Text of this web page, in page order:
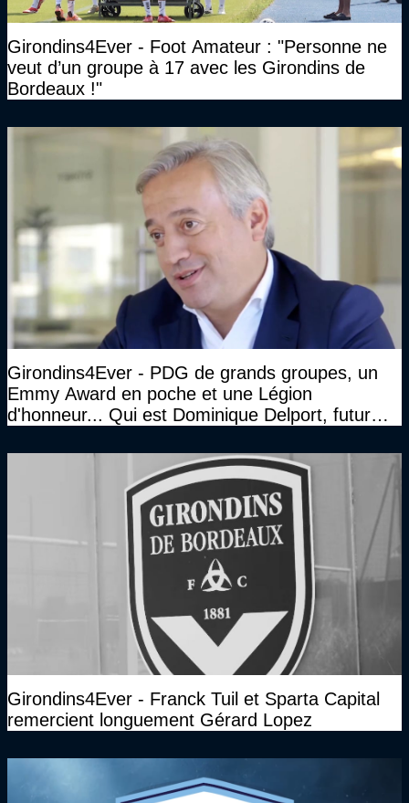
Girondins4Ever - Foot Amateur : "Personne ne
veut d’un groupe à 17 avec les Girondins de
Bordeaux !"
Girondins4Ever - PDG de grands groupes, un
Emmy Award en poche et une Légion
d'honneur... Qui est Dominique Delport, futur
Girondins4Ever - Franck Tuil et Sparta Capital
remercient longuement Gérard Lopez